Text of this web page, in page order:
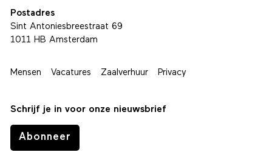
Postadres
Sint Antoniesbreestraat 69
1011 HB Amsterdam
Mensen Vacatures Zaalverhuur Privacy
Schrijf je in voor onze nieuwsbrief
Abonneer